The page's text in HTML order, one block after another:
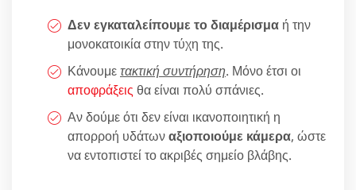
Δεν εγκαταλείπουμε το διαμέρισμα ή την
μονοκατοικία στην τύχη της.
Κάνουμετακτική συντήρηση. Μόνο έτσι οι
αποφράξεις θα είναι πολύ σπάνιες.
Αν δούμε ότι δεν είναι ικανοποιητική η
απορροή υδάτωναξιοποιούμε κάμερα, ώστε
να εντοπιστεί το ακριβές σημείο βλάβης.